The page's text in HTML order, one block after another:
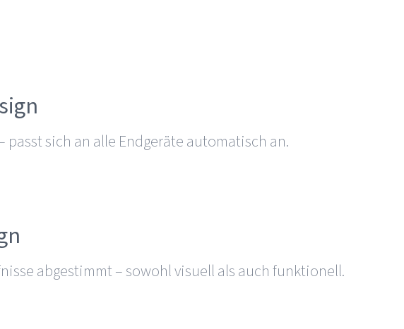
sich an alle Endgeräte auto­ma­tisch an.
abge­stimmt – sowohl visuell als auch funk­tio­nell.